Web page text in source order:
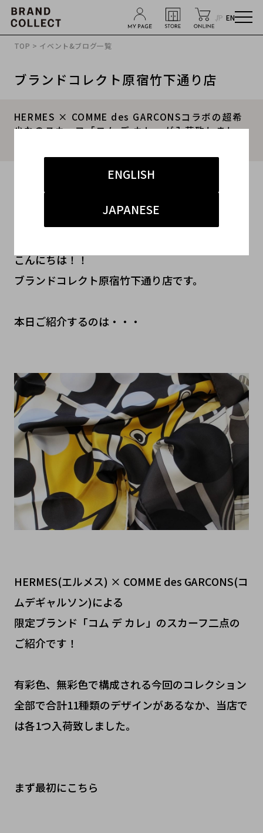
JP EN
ENGLISH
JAPANESE
TOP > イベント&ブログ一覧
ブランドコレクト原宿竹下通り店
HERMES × COMME des GARCONSコラボの超希
少なのスカーフ「コム デ カレ」が入荷致しまし
#コムデカレ
こんにちは！！
ブランドコレクト原宿竹下通り店です。
本日ご紹介するのは・・・
HERMES(エルメス) × COMME des GARCONS(コ
ムデギャルソン)による
限定ブランド「コム デ カレ」のスカーフ二点の
ご紹介です！
有彩色、無彩色で構成される今回のコレクション
全部で合計11種類のデザインがあるなか、当店で
は各1つ入荷致しました。
まず最初にこちら